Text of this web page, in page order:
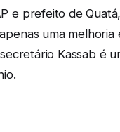
e prefeito de
uma
Kassab é